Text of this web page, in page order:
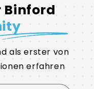
Binford
als erster von
erfahren